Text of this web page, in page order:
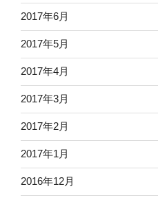
2017年6月
2017年5月
2017年4月
2017年3月
2017年2月
2017年1月
2016年12月